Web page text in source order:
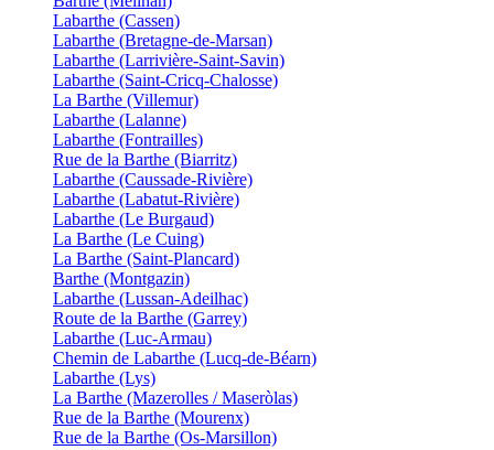
Labarthe (Cassen)
Labarthe (Bretagne-de-Marsan)
Labarthe (Larrivière-Saint-Savin)
Labarthe (Saint-Cricq-Chalosse)
La Barthe (Villemur)
Labarthe (Lalanne)
Labarthe (Fontrailles)
Rue de la Barthe (Biarritz)
Labarthe (Caussade-Rivière)
Labarthe (Labatut-Rivière)
Labarthe (Le Burgaud)
La Barthe (Le Cuing)
La Barthe (Saint-Plancard)
Barthe (Montgazin)
Labarthe (Lussan-Adeilhac)
Route de la Barthe (Garrey)
Labarthe (Luc-Armau)
Chemin de Labarthe (Lucq-de-Béarn)
Labarthe (Lys)
La Barthe (Mazerolles / Maseròlas)
Rue de la Barthe (Mourenx)
Rue de la Barthe (Os-Marsillon)